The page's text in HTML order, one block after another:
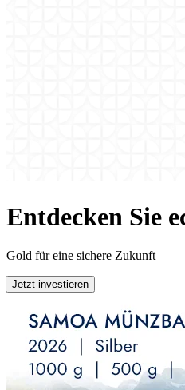
Entdecken Sie
Gold für eine sichere Zukunft
Jetzt investieren